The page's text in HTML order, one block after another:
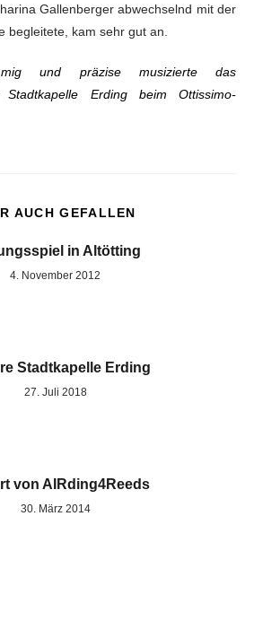
Gallenberger abwechselnd mit der
begleitete, kam sehr gut an.
und präzise musizierte das
Stadtkapelle Erding beim Ottissimo-
AUCH GEFALLEN
in Altötting
4. November 2012
Stadtkapelle Erding
27. Juli 2018
von AIRding4Reeds
30. März 2014